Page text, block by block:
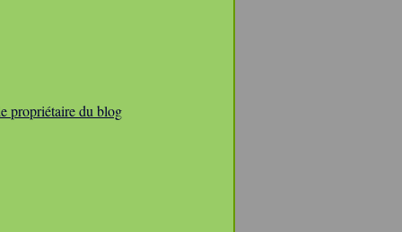
propriétaire du blog